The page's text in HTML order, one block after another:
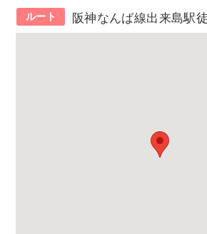
ルート 阪神なんば線出来島駅